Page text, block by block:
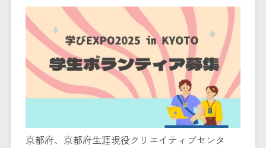
京都府、京都府生涯現役クリエイティブセンタ